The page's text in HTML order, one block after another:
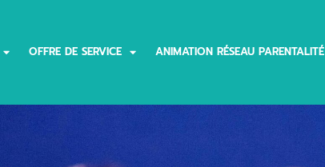
OFFRE DE SERVICE ANIMATION RÉSEAU PARENTALITÉ